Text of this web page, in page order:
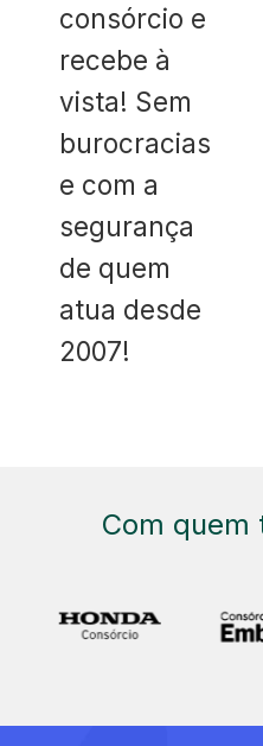
consórcio e
recebe à
vista! Sem
burocracias
e com a
segurança
de quem
atua desde
2007!
Com quem